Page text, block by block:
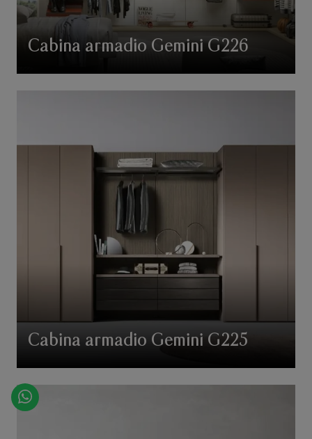
Cabina armadio Gemini G226
Cabina armadio Gemini G225